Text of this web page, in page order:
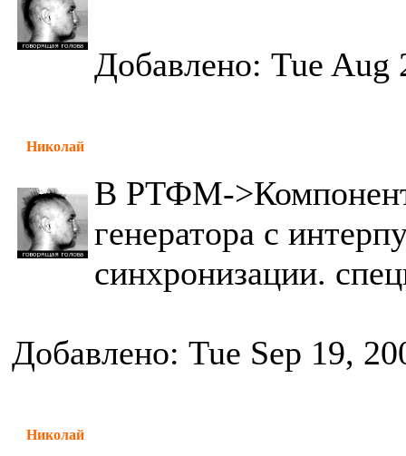
Добавлено: Tue Aug
Николай
В РТФМ-
генератора с
синхронизации.
Добавлено: Tue Sep 19,
Николай